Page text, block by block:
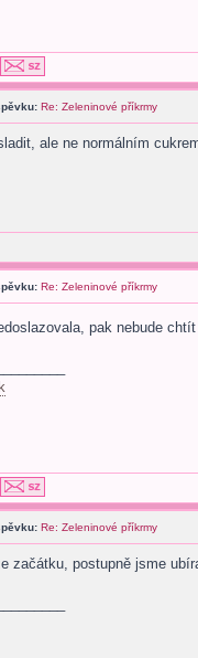
Re: Zeleninové příkrmy
ale ne normálním
Re: Zeleninové příkrmy
pak nebude
Re: Zeleninové příkrmy
začátku, postupně jsme